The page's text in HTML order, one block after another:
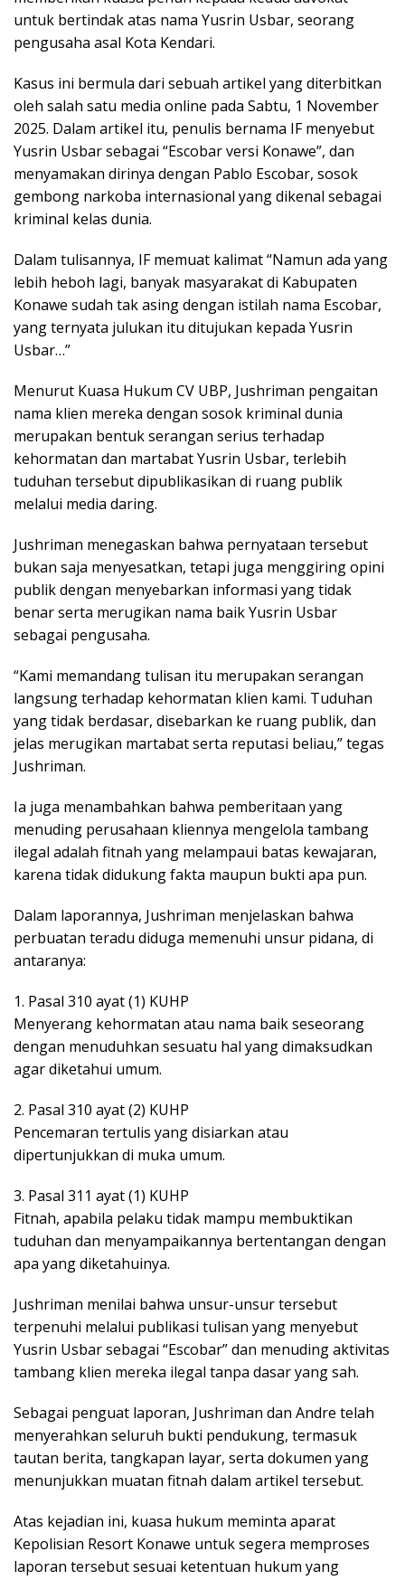
untuk bertindak atas nama Yusrin Usbar, seorang
pengusaha asal Kota Kendari.
Kasus ini bermula dari sebuah artikel yang diterbitkan
oleh salah satu media online pada Sabtu, 1 November
2025. Dalam artikel itu, penulis bernama IF menyebut
Yusrin Usbar sebagai “Escobar versi Konawe”, dan
menyamakan dirinya dengan Pablo Escobar, sosok
gembong narkoba internasional yang dikenal sebagai
kriminal kelas dunia.
Dalam tulisannya, IF memuat kalimat “Namun ada yang
lebih heboh lagi, banyak masyarakat di Kabupaten
Konawe sudah tak asing dengan istilah nama Escobar,
yang ternyata julukan itu ditujukan kepada Yusrin
Usbar…”
Menurut Kuasa Hukum CV UBP, Jushriman pengaitan
nama klien mereka dengan sosok kriminal dunia
merupakan bentuk serangan serius terhadap
kehormatan dan martabat Yusrin Usbar, terlebih
tuduhan tersebut dipublikasikan di ruang publik
melalui media daring.
Jushriman menegaskan bahwa pernyataan tersebut
bukan saja menyesatkan, tetapi juga menggiring opini
publik dengan menyebarkan informasi yang tidak
benar serta merugikan nama baik Yusrin Usbar
sebagai pengusaha.
“Kami memandang tulisan itu merupakan serangan
langsung terhadap kehormatan klien kami. Tuduhan
yang tidak berdasar, disebarkan ke ruang publik, dan
jelas merugikan martabat serta reputasi beliau,” tegas
Jushriman.
Ia juga menambahkan bahwa pemberitaan yang
menuding perusahaan kliennya mengelola tambang
ilegal adalah fitnah yang melampaui batas kewajaran,
karena tidak didukung fakta maupun bukti apa pun.
Dalam laporannya, Jushriman menjelaskan bahwa
perbuatan teradu diduga memenuhi unsur pidana, di
antaranya:
1. Pasal 310 ayat (1) KUHP
Menyerang kehormatan atau nama baik seseorang
dengan menuduhkan sesuatu hal yang dimaksudkan
agar diketahui umum.
2. Pasal 310 ayat (2) KUHP
Pencemaran tertulis yang disiarkan atau
dipertunjukkan di muka umum.
3. Pasal 311 ayat (1) KUHP
Fitnah, apabila pelaku tidak mampu membuktikan
tuduhan dan menyampaikannya bertentangan dengan
apa yang diketahuinya.
Jushriman menilai bahwa unsur-unsur tersebut
terpenuhi melalui publikasi tulisan yang menyebut
Yusrin Usbar sebagai “Escobar” dan menuding aktivitas
tambang klien mereka ilegal tanpa dasar yang sah.
Sebagai penguat laporan, Jushriman dan Andre telah
menyerahkan seluruh bukti pendukung, termasuk
tautan berita, tangkapan layar, serta dokumen yang
menunjukkan muatan fitnah dalam artikel tersebut.
Atas kejadian ini, kuasa hukum meminta aparat
Kepolisian Resort Konawe untuk segera memproses
laporan tersebut sesuai ketentuan hukum yang